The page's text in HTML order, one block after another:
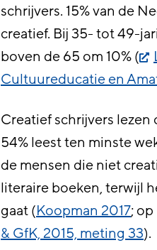
schrijvers. 15% van de
creatief. Bij 35- tot 49-
boven de 65 om 10% (
Cultuureducatie en
Creatief schrijvers
54% leest ten minste
de mensen die niet
literaire boeken, terwijl
gaat (Koopman 2017;
& GfK, 2015, meting 33).